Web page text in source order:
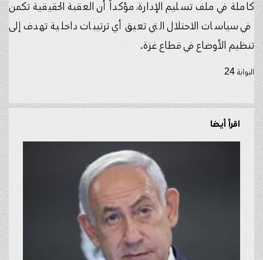
كاملة في ملف تسليم الإدارة، مؤكداً أن العقبة الحقيقية تكمن
في سياسات الاحتلال التي تعيق أي ترتيبات داخلية تهدف إلى
تنظيم الأوضاع في قطاع غزة.
البوابة 24
اقرأ أيضا